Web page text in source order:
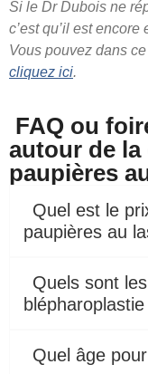
Si le Dr Dubois ne
c’est qu’il est
Vous pouvez dans
cliquez ici.
FAQ ou
autour de
paupières
Quel est le
paupières au
Quels sont
Quel âge